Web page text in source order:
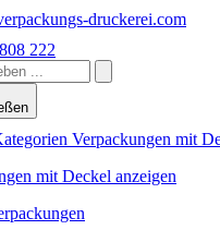
druckerei.com
222
Verpackungen mit
mit Deckel anzeigen